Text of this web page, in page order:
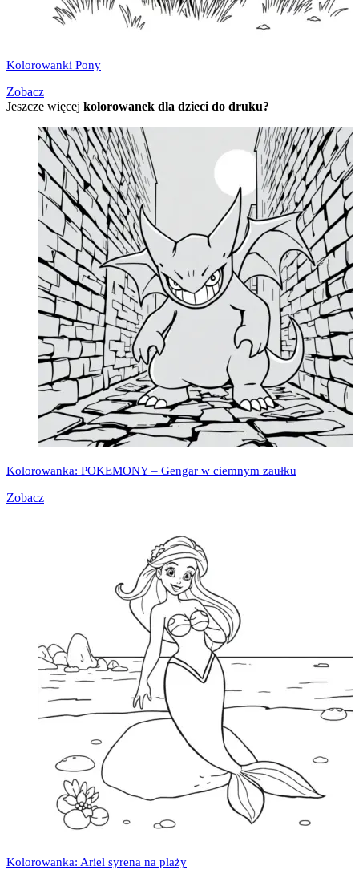
Kolorowanki Pony
Zobacz
Jeszcze więcej kolorowanek dla dzieci do druku?
Kolorowanka: POKEMONY – Gengar w ciemnym zaułku
Zobacz
Kolorowanka: Ariel syrena na plaży